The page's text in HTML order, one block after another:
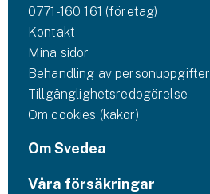
0771-160 161 (företag)
Kontakt
Mina sidor
Behandling av personuppgifter
Tillgänglighetsredogörelse
Om cookies (kakor)
Om Svedea
Våra försäkringar